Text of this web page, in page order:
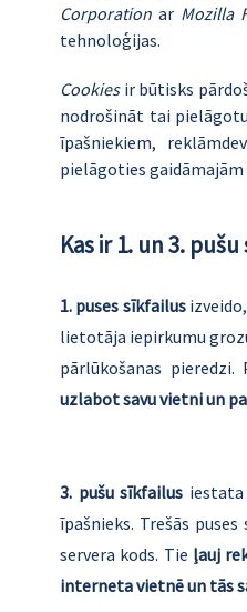
Corporation ar Mozilla
tehnoloģijas.
Cookies ir būtisks
nodrošināt tai
īpašniekiem,
pielāgoties
Kas ir 1. un 3.
1. puses sīkfailus
lietotāja iepirkumu
pārlūkošanas
uzlabot savu vietni un
3. pušu sīkfailus
īpašnieks. Trešās
servera kods. Tie ļauj
interneta vietnē un tās